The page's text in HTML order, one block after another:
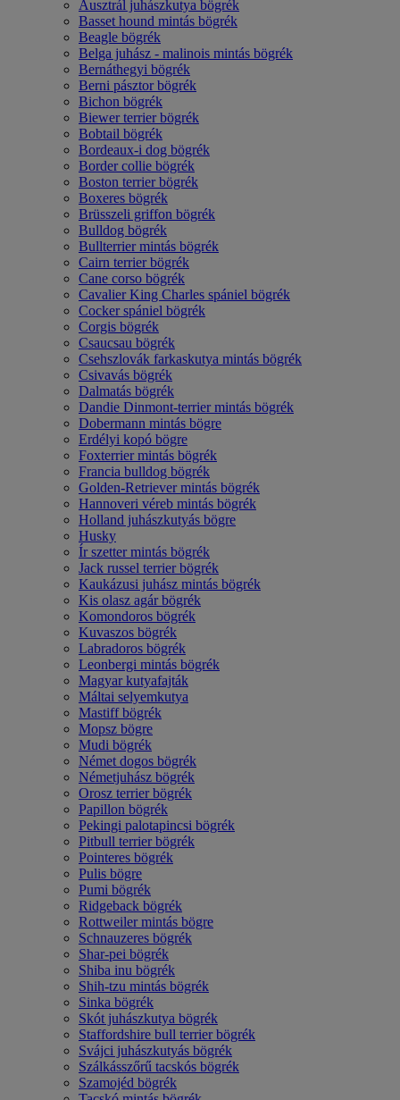
Ausztrál juhászkutya bögrék
Basset hound mintás bögrék
Beagle bögrék
Belga juhász - malinois mintás bögrék
Bernáthegyi bögrék
Berni pásztor bögrék
Bichon bögrék
Biewer terrier bögrék
Bobtail bögrék
Bordeaux-i dog bögrék
Border collie bögrék
Boston terrier bögrék
Boxeres bögrék
Brüsszeli griffon bögrék
Bulldog bögrék
Bullterrier mintás bögrék
Cairn terrier bögrék
Cane corso bögrék
Cavalier King Charles spániel bögrék
Cocker spániel bögrék
Corgis bögrék
Csaucsau bögrék
Csehszlovák farkaskutya mintás bögrék
Csivavás bögrék
Dalmatás bögrék
Dandie Dinmont-terrier mintás bögrék
Dobermann mintás bögre
Erdélyi kopó bögre
Foxterrier mintás bögrék
Francia bulldog bögrék
Golden-Retriever mintás bögrék
Hannoveri véreb mintás bögrék
Holland juhászkutyás bögre
Husky
Ír szetter mintás bögrék
Jack russel terrier bögrék
Kaukázusi juhász mintás bögrék
Kis olasz agár bögrék
Komondoros bögrék
Kuvaszos bögrék
Labradoros bögrék
Leonbergi mintás bögrék
Magyar kutyafajták
Máltai selyemkutya
Mastiff bögrék
Mopsz bögre
Mudi bögrék
Német dogos bögrék
Németjuhász bögrék
Orosz terrier bögrék
Papillon bögrék
Pekingi palotapincsi bögrék
Pitbull terrier bögrék
Pointeres bögrék
Pulis bögre
Pumi bögrék
Ridgeback bögrék
Rottweiler mintás bögre
Schnauzeres bögrék
Shar-pei bögrék
Shiba inu bögrék
Shih-tzu mintás bögrék
Sinka bögrék
Skót juhászkutya bögrék
Staffordshire bull terrier bögrék
Svájci juhászkutyás bögrék
Szálkásszőrű tacskós bögrék
Szamojéd bögrék